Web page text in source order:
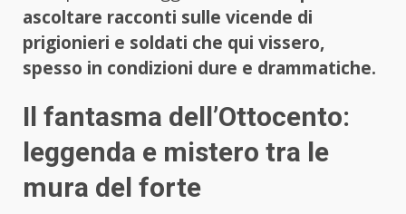
ascoltare racconti sulle vicende di
prigionieri e soldati che qui vissero,
spesso in condizioni dure e drammatiche.
Il fantasma dell’Ottocento:
leggenda e mistero tra le
mura del forte